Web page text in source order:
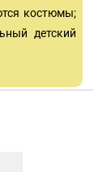
костюмы;
детский